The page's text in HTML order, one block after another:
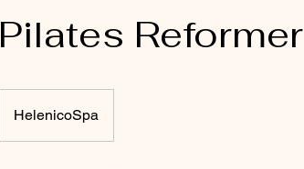
Pilates Reformer
HelenicoSpa